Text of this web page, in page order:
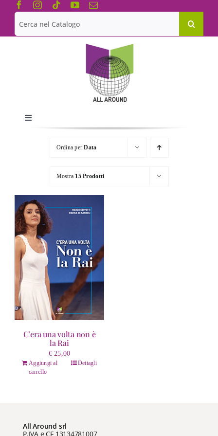
Salta
contenuto
Cerca
per:
Toggle
Navigation
Chi siamo
Le Collane
Catalogo
Ordina perData
Mostra 15 Prodotti
C’era una volta non è
la Rai
€25,00
Aggiungi al
carrello
Dettagli
All Around srl
P.IVA e CF 13134781007